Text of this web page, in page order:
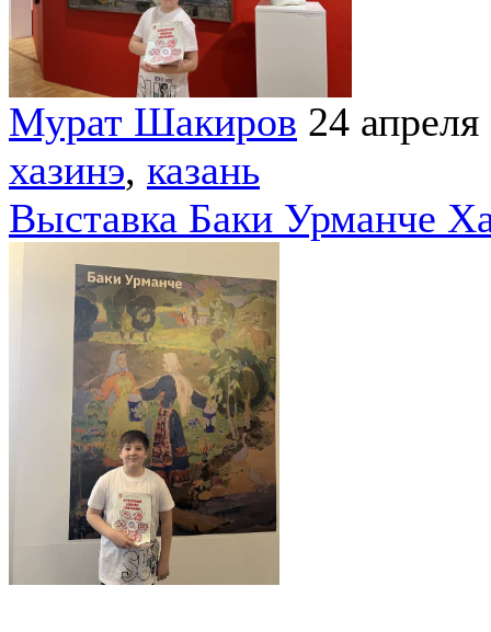
Мурат Шакиров 24
хазинэ, казань
Выставка Баки Урманче